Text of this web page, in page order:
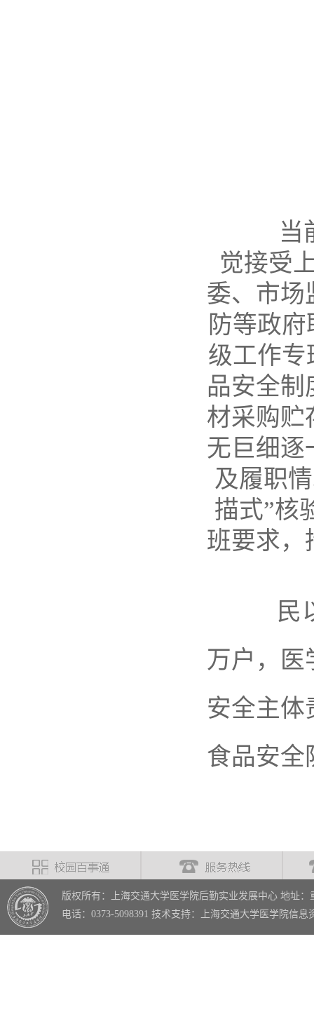
当前
觉接受
委、市场
防等政
级工作专
品安全制
材采购贮
无巨细逐
及履职
描式”核
班要求，
民以
万户，医
安全主体
食品安全
版权所有：上海交通大学医学院后勤实业发展中心 地址：
电话：0373-5098391 技术支持：上海交通大学医学院信息